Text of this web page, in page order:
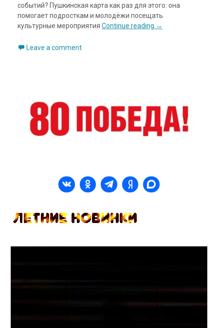
событий? Пушкинская карта как раз для этого: она
помогает подросткам и молодёжи посещать
культурные мероприятия Continue reading →
Leave a comment